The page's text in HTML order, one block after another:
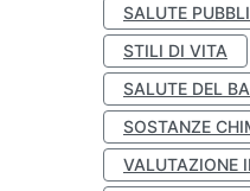
SALUTE
STILI DI VITA
SALUTE DEL
SOSTANZE
VALUTAZIONE